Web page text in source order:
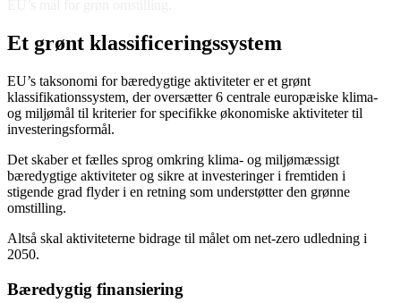
Et grønt klassificeringssystem
EU’s taksonomi for bæredygtige aktiviteter er et grønt
klassifikationssystem, der oversætter 6 centrale europæiske klima-
og miljømål til kriterier for specifikke økonomiske aktiviteter til
investeringsformål.
Det skaber et fælles sprog omkring klima- og miljømæssigt
bæredygtige aktiviteter og sikre at investeringer i fremtiden i
stigende grad flyder i en retning som understøtter den grønne
omstilling.
Altså skal aktiviteterne bidrage til målet om net-zero udledning i
2050.
Bæredygtig finansiering